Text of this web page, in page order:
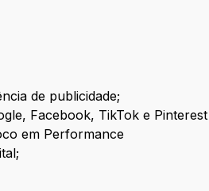
de publicidade;
Facebook, TikTok e
em Performance